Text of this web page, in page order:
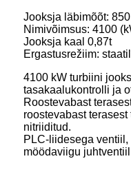
Jooksja läbimõõt:
Nimivõimsus: 4100
Jooksja kaal 0,87t
Ergastusrežiim:
4100 kW turbiini
tasakaalukontrolli ja
Roostevabast
roostevabast
nitriiditud.
PLC-liidesega
möödaviigu